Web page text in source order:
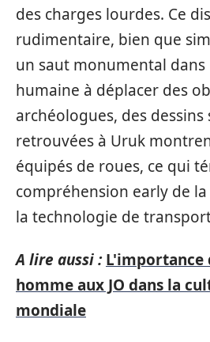
des charges lourdes. Ce
rudimentaire, bien que
un saut monumental dans
humaine à déplacer des
archéologues, des
retrouvées à Uruk
équipés de roues, ce qui
compréhension early de
la technologie de
A lire aussi : L'importance
homme aux JO dans la
mondiale